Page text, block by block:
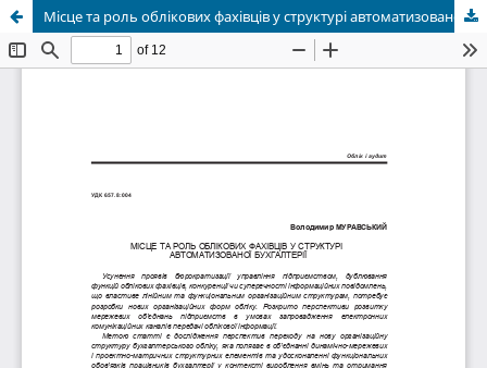
Місце та роль облікових фахівців у структурі автоматизованої бухгалтерії